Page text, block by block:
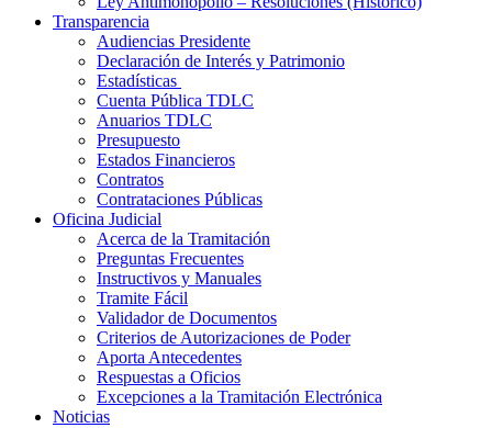
Transparencia
Audiencias Presidente
Declaración de Interés y Patrimonio
Estadísticas
Cuenta Pública TDLC
Anuarios TDLC
Presupuesto
Estados Financieros
Contratos
Contrataciones Públicas
Oficina Judicial
Acerca de la Tramitación
Preguntas Frecuentes
Instructivos y Manuales
Tramite Fácil
Validador de Documentos
Criterios de Autorizaciones de Poder
Aporta Antecedentes
Respuestas a Oficios
Excepciones a la Tramitación Electrónica
Noticias